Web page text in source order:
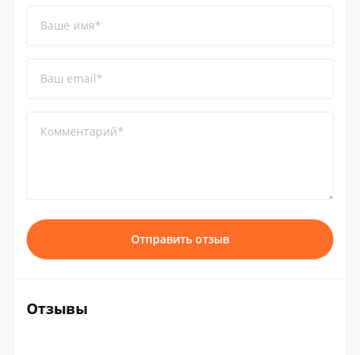
Ваше имя*
Ваш email*
Комментарий*
Отправить отзыв
Отзывы